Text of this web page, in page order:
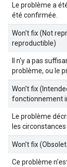
Le problème a
été confirmée.
Won't fix (Not
reproductible)
Il n'y a pas
problème, ou le
Won't fix
fonctionnement
Le problème
les circonstances
Won't fix
Ce problème